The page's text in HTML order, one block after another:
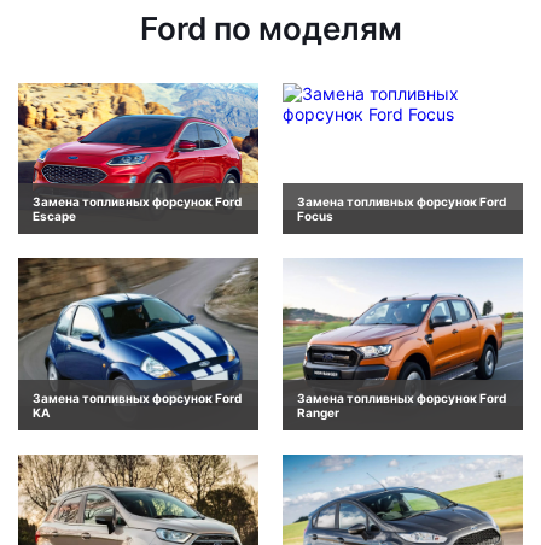
Ford по моделям
Замена топливных форсунок Ford
Escape
Замена топливных форсунок Ford
Focus
Замена топливных форсунок Ford
KA
Замена топливных форсунок Ford
Ranger